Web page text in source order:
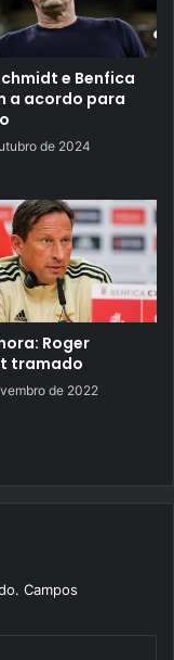
e Benfica
a acordo para
de 2024
Roger
tramado
de 2022
Campos